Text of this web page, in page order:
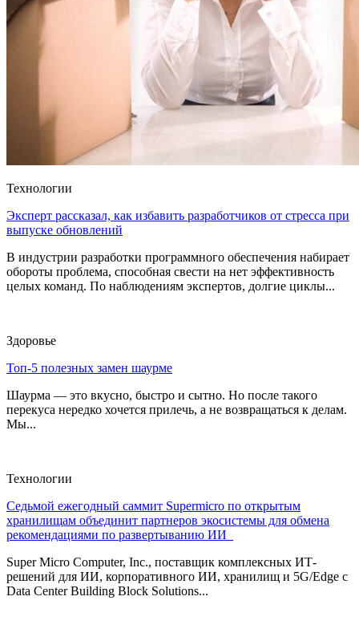
Технологии
Эксперт рассказал, как избавить разработчиков от стресса при
выпуске обновлений
В индустрии разработки программного обеспечения набирает
обороты проблема, способная свести на нет эффективность
целых команд. По наблюдениям экспертов, долгие циклы...
Здоровье
Топ-5 полезных замен шаурме
Шаурма — это вкусно, быстро и сытно. Но после такого
перекуса нередко хочется прилечь, а не возвращаться к делам.
Мы...
Технологии
Седьмой ежегодный саммит Supermicro по открытым
хранилищам объединит партнеров экосистемы для обмена
рекомендациями по развертыванию ИИ
Super Micro Computer, Inc., поставщик комплексных ИТ-
решений для ИИ, корпоративного ИИ, хранилищ и 5G/Edge с
Data Center Building Block Solutions...